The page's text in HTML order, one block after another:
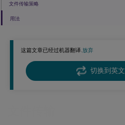
这篇文章已经过机器翻译.放弃
切换到英文
文件传输策略
用法